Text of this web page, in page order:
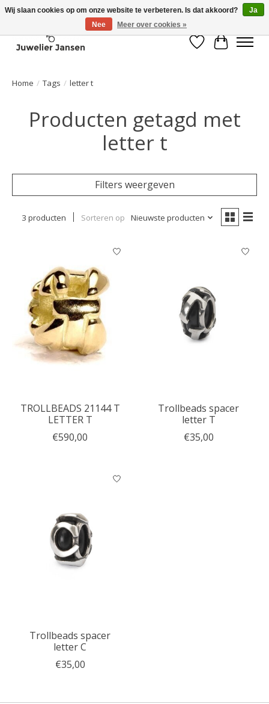
Verlanglijst
Home / Tags / letter t
Producten getagd met
letter t
Filters weergeven
3 producten Sorteren op Nieuwste producten
TROLLBEADS 21144 T
LETTER T
€590,00
Trollbeads spacer
letter T
€35,00
Trollbeads spacer
letter C
€35,00
Wij slaan cookies op om onze website te verbeteren. Is dat akkoord?
Ja
Nee
Meer over cookies »